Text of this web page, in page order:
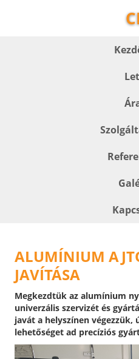
ALUMÍNIUM
JAVÍTÁSA
Megkezdtük az alumínium
univerzális szervizét és
javát a helyszínen
lehetőséget ad precíziós